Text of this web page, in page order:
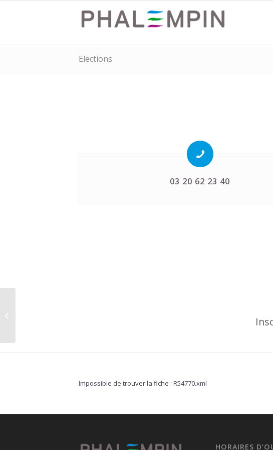
Elections
03 20 62 23 40
Impossible de trouver la fiche : R54770.xml
HORAIRES